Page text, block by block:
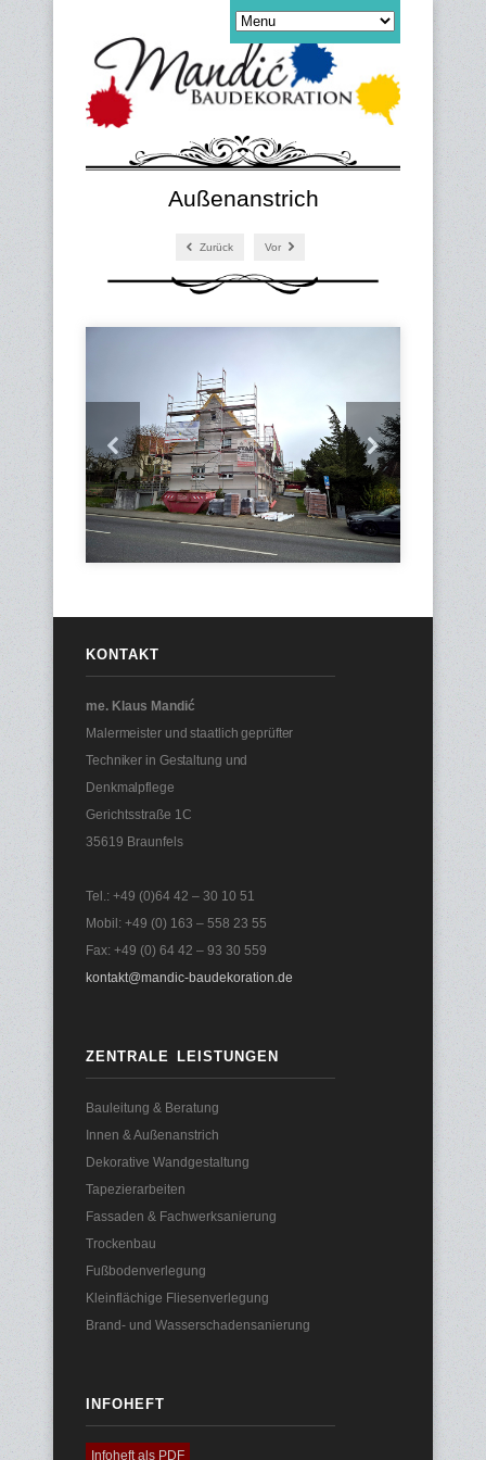
Außenanstrich
Zurück Vor
KONTAKT
me. Klaus Mandić
Malermeister und staatlich geprüfter
Techniker in Gestaltung und
Denkmalpflege
Gerichtsstraße 1C
35619 Braunfels
Tel.: +49 (0)64 42 – 30 10 51
Mobil: +49 (0) 163 – 558 23 55
Fax: +49 (0) 64 42 – 93 30 559
kontakt@mandic-baudekoration.de
ZENTRALE LEISTUNGEN
Bauleitung & Beratung
Innen & Außenanstrich
Dekorative Wandgestaltung
Tapezierarbeiten
Fassaden & Fachwerksanierung
Trockenbau
Fußbodenverlegung
Kleinflächige Fliesenverlegung
Brand- und Wasserschadensanierung
INFOHEFT
Infoheft als PDF